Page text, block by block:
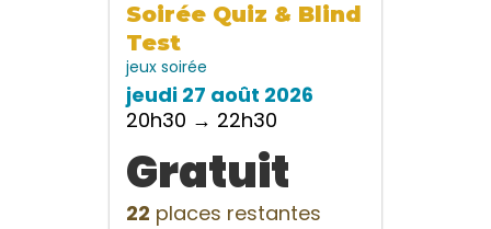
Soirée Quiz & Blind
Test
jeux soirée
jeudi 27 août 2026
20h30 → 22h30
Gratuit
22 places restantes